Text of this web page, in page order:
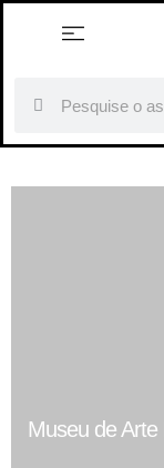
Museu de